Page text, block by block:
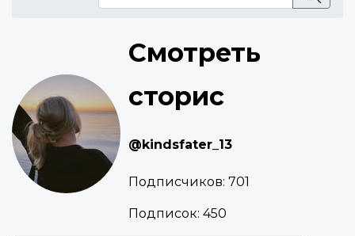
Смотреть
сторис
@kindsfater_13
Подписчиков: 701
Подписок: 450